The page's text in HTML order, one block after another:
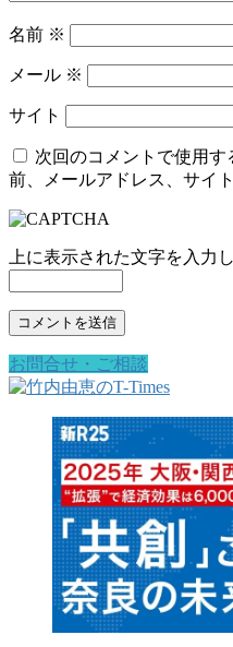
名前 ※
メール ※
サイト
次回のコメントで使用
前、メールアドレス、サイ
上に表示された文字を入力
お問合せ・ご相談